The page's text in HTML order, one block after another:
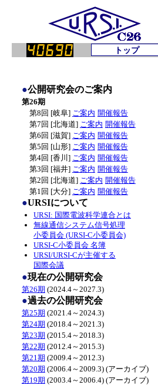
トップ
委員会名簿
●公開研究会のご案内
第26期
第8回 [岐阜] ご案内 開催報告
第7回 [北海道] ご案内 開催報告
第6回 [滋賀] ご案内 開催報告
第5回 [山形] ご案内 開催報告
第4回 [香川] ご案内 開催報告
第3回 [福井] ご案内 開催報告
第2回 [北海道] ご案内 開催報告
第1回 [大分] ご案内 開催報告
●URSIについて
URSI: 国際電波科学連合とは
無線通信システム信号処理
小委員会 (URSI-C小委員会)
URSI-C小委員会 名簿
URSI/URSI-Cが主催する
国際会議
●現在の公開研究会
第26期 (2024.4～2027.3)
●過去の公開研究会
第25期 (2021.4～2024.3)
第24期 (2018.4～2021.3)
第23期 (2015.4～2018.3)
第22期 (2012.4～2015.3)
第21期 (2009.4～2012.3)
第20期 (2006.4～2009.3) (アーカイブ)
第19期 (2003.4～2006.4) (アーカイブ)